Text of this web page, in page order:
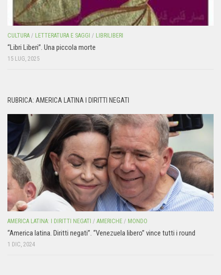
CULTURA / LETTERATURA E SAGGI / LIBRILIBERI
“Libri Liberi”. Una piccola morte
15 LUG, 2025
RUBRICA: AMERICA LATINA I DIRITTI NEGATI
AMERICA LATINA: I DIRITTI NEGATI / AMERICHE / MONDO
“America latina. Diritti negati”. “Venezuela libero” vince tutti i round
1 DIC, 2024